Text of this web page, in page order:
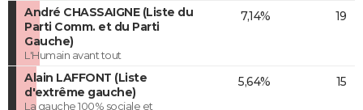
André CHASSAIGNE (Liste du
Parti Comm. et du Parti
Gauche)
L'Humain avant tout
7,14% 19
Alain LAFFONT (Liste
d'extrême gauche)
La gauche 100% sociale et
5,64% 15